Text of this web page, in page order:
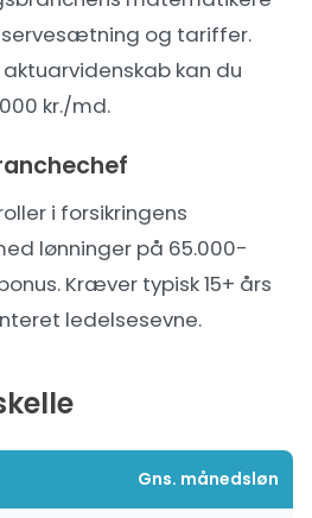
og tariffer.
kan du
kr./md.
i forsikringens
lønninger på 65.000-
Kræver typisk 15+ års
ledelsesevne.
Gns. månedsløn